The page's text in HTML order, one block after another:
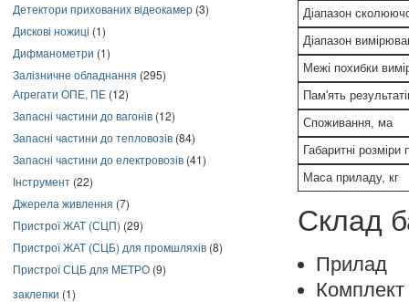
Детектори прихованих відеокамер (3)
Дискові ножиці (1)
Дифманометри (1)
Залізничне обладнання (295)
Агрегати ОПЕ, ПЕ (12)
Запасні частини до вагонів (12)
Запасні частини до тепловозів (84)
Запасні частини до електровозів (41)
Інструмент (22)
Джерела живлення (7)
Пристрої ЖАТ (СЦП) (29)
Пристрої ЖАТ (СЦБ) для промшляхів (8)
Пристрої СЦБ для МЕТРО (9)
заклепки (1)
Діапазон
Діапазон
Межі похибки
Пам'ять
Споживання, ма
Габаритні
Маса приладу, кг
Склад
Прилад